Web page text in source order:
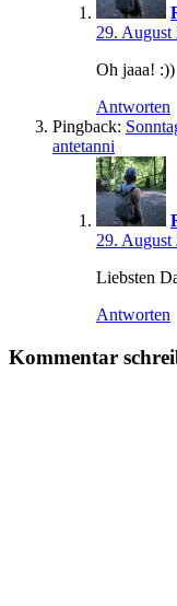
29.
Oh jaaa! :))
Antworten
Pingback:
antetanni
29.
Liebsten
Antworten
Kommentar